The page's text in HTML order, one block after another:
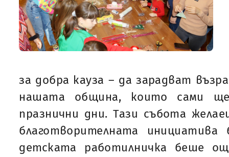
за добра кауза – да зарадват
нашата община, които сами
празнични дни. Тази събота
благотворителната
детската работилничка беше